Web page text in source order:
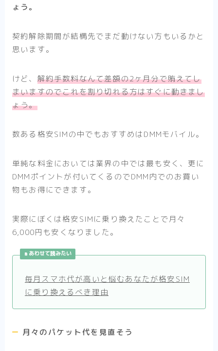
ょう。
契約解除期間が結構先でまだ動けない方もいるかと
思います。
けど、 解約手数料なんて差額の2ヶ月分で賄えてし
まいますのでこれを割り切れる方はすぐに動きまし
ょう。
数ある格安SIMの中でもおすすめはDMMモバイル。
単純な料金においては業界の中では最も安く、更に
DMMポイントが付いてくるのでDMM内でのお買い
物もお得にできます。
実際にぼくは格安SIMに乗り換えたことで月々
6,000円も安くなりました。
あわせて読みたい
毎月スマホ代が高いと悩むあなたが格安SIM
に乗り換えるべき理由
月々のパケット代を見直そう